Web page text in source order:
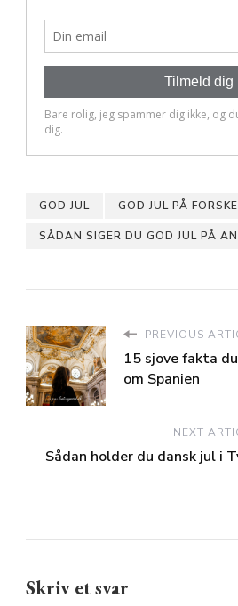
GOD JUL GOD JUL PÅ
SÅDAN SIGER DU GOD JUL PÅ
PREVIOUS
15 sjove fakta
om Spanien
NEXT
Sådan holder du dansk jul i
Skriv et svar